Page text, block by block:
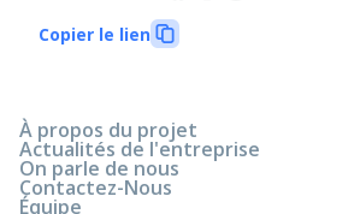
Copier le lien
À propos du projet
Actualités de l'entreprise
On parle de nous
Contactez-Nous
Équipe